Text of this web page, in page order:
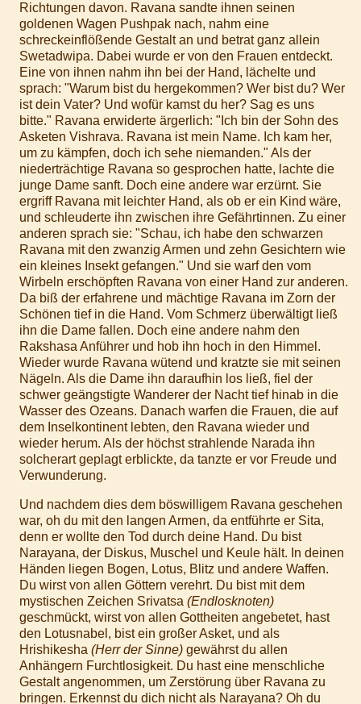
Richtungen davon. Ravana sandte ihnen seinen
goldenen Wagen Pushpak nach, nahm eine
schreckeinflößende Gestalt an und betrat ganz allein
Swetadwipa. Dabei wurde er von den Frauen entdeckt.
Eine von ihnen nahm ihn bei der Hand, lächelte und
sprach: "Warum bist du hergekommen? Wer bist du? Wer
ist dein Vater? Und wofür kamst du her? Sag es uns
bitte." Ravana erwiderte ärgerlich: "Ich bin der Sohn des
Asketen Vishrava. Ravana ist mein Name. Ich kam her,
um zu kämpfen, doch ich sehe niemanden." Als der
niederträchtige Ravana so gesprochen hatte, lachte die
junge Dame sanft. Doch eine andere war erzürnt. Sie
ergriff Ravana mit leichter Hand, als ob er ein Kind wäre,
und schleuderte ihn zwischen ihre Gefährtinnen. Zu einer
anderen sprach sie: "Schau, ich habe den schwarzen
Ravana mit den zwanzig Armen und zehn Gesichtern wie
ein kleines Insekt gefangen." Und sie warf den vom
Wirbeln erschöpften Ravana von einer Hand zur anderen.
Da biß der erfahrene und mächtige Ravana im Zorn der
Schönen tief in die Hand. Vom Schmerz überwältigt ließ
ihn die Dame fallen. Doch eine andere nahm den
Rakshasa Anführer und hob ihn hoch in den Himmel.
Wieder wurde Ravana wütend und kratzte sie mit seinen
Nägeln. Als die Dame ihn daraufhin los ließ, fiel der
schwer geängstigte Wanderer der Nacht tief hinab in die
Wasser des Ozeans. Danach warfen die Frauen, die auf
dem Inselkontinent lebten, den Ravana wieder und
wieder herum. Als der höchst strahlende Narada ihn
solcherart geplagt erblickte, da tanzte er vor Freude und
Verwunderung.
Und nachdem dies dem böswilligem Ravana geschehen
war, oh du mit den langen Armen, da entführte er Sita,
denn er wollte den Tod durch deine Hand. Du bist
Narayana, der Diskus, Muschel und Keule hält. In deinen
Händen liegen Bogen, Lotus, Blitz und andere Waffen.
Du wirst von allen Göttern verehrt. Du bist mit dem
mystischen Zeichen Srivatsa (Endlosknoten)
geschmückt, wirst von allen Gottheiten angebetet, hast
den Lotusnabel, bist ein großer Asket, und als
Hrishikesha (Herr der Sinne) gewährst du allen
Anhängern Furchtlosigkeit. Du hast eine menschliche
Gestalt angenommen, um Zerstörung über Ravana zu
bringen. Erkennst du dich nicht als Narayana? Oh du